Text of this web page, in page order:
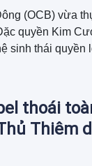
(OCB) vừa
quyền Kim
sinh thái quyền
trong từng
vào quản lý tài
trình nâng
thoái
Thiêm